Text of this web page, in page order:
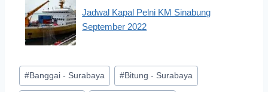
Jadwal Kapal Pelni KM Sinabung
September 2022
Post
Tags:
#Banggai - Surabaya #Bitung - Surabaya